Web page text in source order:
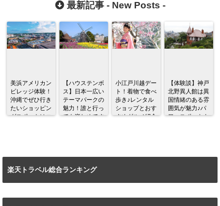
最新記事 - New Posts -
美浜アメリカン
ビレッジ体験！
沖縄でぜひ行き
たいショッピン
グスポットはコ
【ハウステンボ
ス】日本一広い
テーマパークの
魅力！誰と行っ
ても楽しめてす
小江戸川越デー
ト！着物で食べ
歩き♪レンタル
ショップとおす
すめグルメ紹介
【体験談】神戸
北野異人館は異
国情緒のある雰
囲気が魅力♪パ
ワースポットも
楽天トラベル総合ランキング